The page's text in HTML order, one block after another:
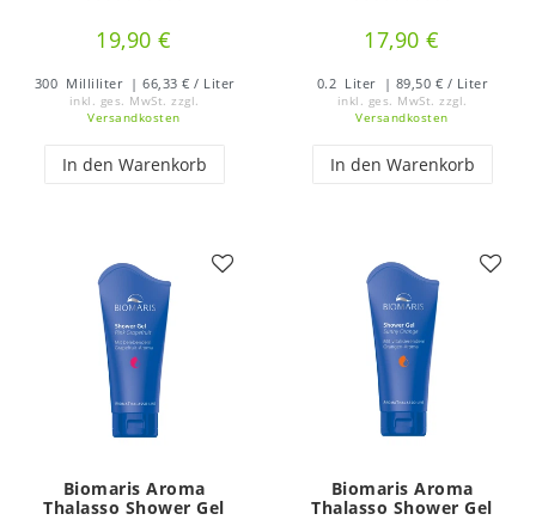
19,90 €
300 Milliliter | 66,33 € / Liter
inkl. ges. MwSt. zzgl.
Versandkosten
In den Warenkorb
17,90 €
0.2 Liter | 89,50 € / Liter
inkl. ges. MwSt. zzgl.
Versandkosten
In den Warenkorb
Biomaris Aroma
Thalasso Shower Gel
Biomaris Aroma
Thalasso Shower Gel